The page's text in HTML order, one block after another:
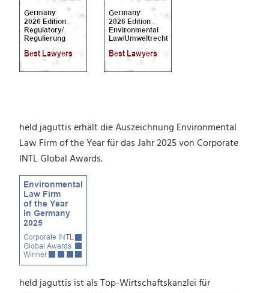
held jaguttis erhält die Auszeichnung Environmental
Law Firm of the Year für das Jahr 2025 von Corporate
INTL Global Awards.
held jaguttis ist als Top-Wirtschaftskanzlei für